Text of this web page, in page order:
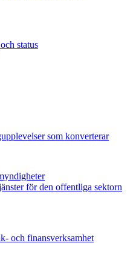
status
som konverterar
för den offentliga sektorn
och finansverksamhet